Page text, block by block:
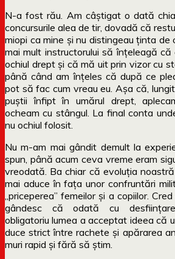
N-a fost rău. Am câștigat o dată
concursurile alea de tir, dovadă că
miopi ca mine și nu distingeau ținta
mai mult instructorului să înțeleagă
ochiul drept și că mă uit prin vizor cu
până când am înțeles că după ce
pot să fac cum vreau eu. Așa că,
puștii înfipt în umărul drept,
ocheam cu stângul. La final conta
nu ochiul folosit.
Nu m-am mai gândit demult la
spun, până acum ceva vreme eram
vreodată. Ba chiar că evoluția
mai aduce în fața unor confruntări
„priceperea” femeilor și a copiilor.
gândesc că odată cu
obligatoriu lumea a acceptat ideea că
duce strict între rachete și apărarea
muri rapid și fără să știm.